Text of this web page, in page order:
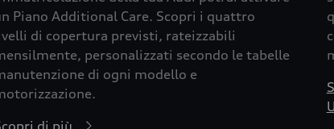
Piano Additional Care. Scopri i quattro
di copertura previsti, rateizzabili
personalizzati secondo le tabelle
di ogni modello e